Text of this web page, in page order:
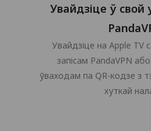
Увайдзіце ў свой
Увайдзіце на Apple TV
запісам PandaVPN
ўваходам па QR-кодзе з
хуткай